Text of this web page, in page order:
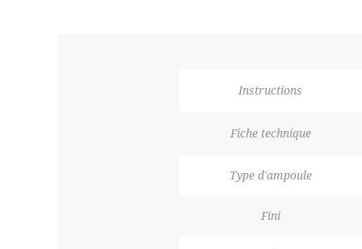
Instructions
Fiche technique
Type d'ampoule
Fini